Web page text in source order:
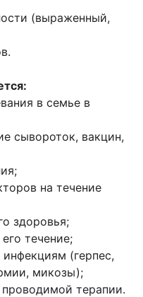
(выраженный,
в семье в
вакцин,
на течение
здоровья;
течение;
(герпес,
микозы);
терапии.